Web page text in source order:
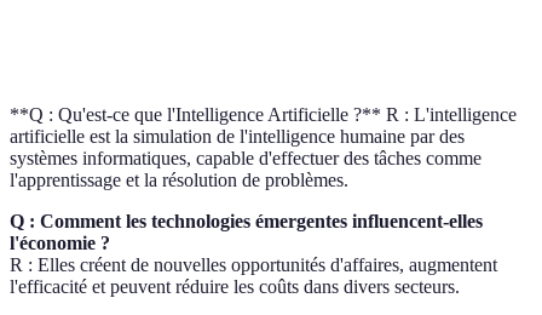
**Q : Qu'est-ce que l'Intelligence Artificielle ?** R : L'intelligence
artificielle est la simulation de l'intelligence humaine par des
systèmes informatiques, capable d'effectuer des tâches comme
l'apprentissage et la résolution de problèmes.
Q : Comment les technologies émergentes influencent-elles
l'économie ?
R : Elles créent de nouvelles opportunités d'affaires, augmentent
l'efficacité et peuvent réduire les coûts dans divers secteurs.